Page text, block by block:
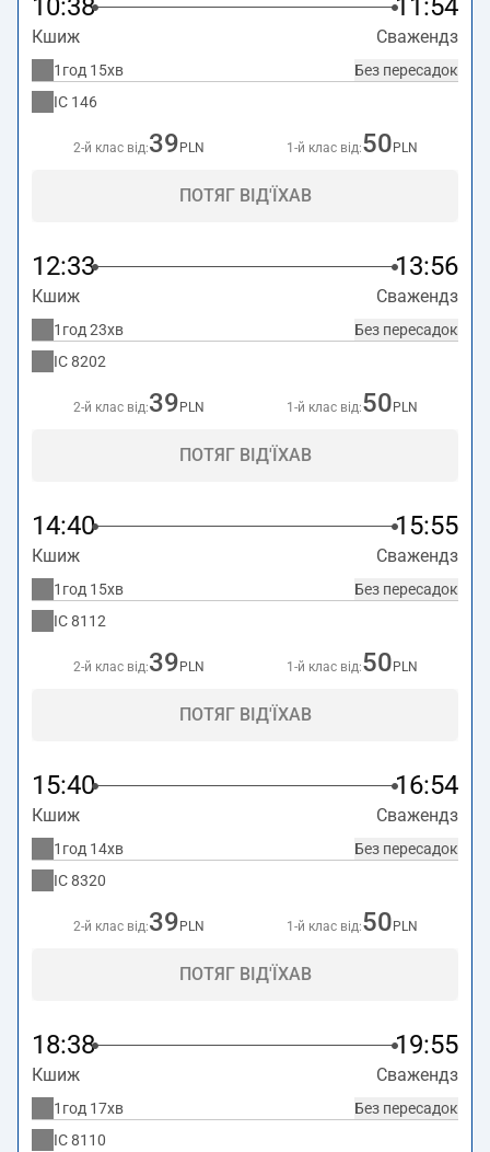
10:38 11:54
Кшиж Сважендз
Без пересадок
1год 15хв
IC 146
2-й клас від:39 PLN 1-й клас від:50 PLN
ПОТЯГ ВІД'ЇХАВ
12:33 13:56
Кшиж Сважендз
Без пересадок
1год 23хв
IC8202
2-й клас від:39 PLN 1-й клас від:50 PLN
ПОТЯГ ВІД'ЇХАВ
14:40 15:55
Кшиж Сважендз
Без пересадок
1год 15хв
IC8112
2-й клас від:39 PLN 1-й клас від:50 PLN
ПОТЯГ ВІД'ЇХАВ
15:40 16:54
Кшиж Сважендз
Без пересадок
1год 14хв
IC8320
2-й клас від:39 PLN 1-й клас від:50 PLN
ПОТЯГ ВІД'ЇХАВ
18:38 19:55
Кшиж Сважендз
Без пересадок
1год 17хв
IC8110